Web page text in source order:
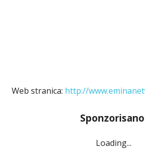
Web stranica: http://
Loading...